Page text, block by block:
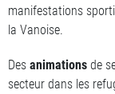
manifestations
la Vanoise.
Des animations de
secteur dans les